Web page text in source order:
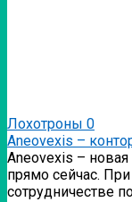
Лохотроны 0
Аneovexis –
Аneovexis – новая
прямо сейчас.
сотрудничестве